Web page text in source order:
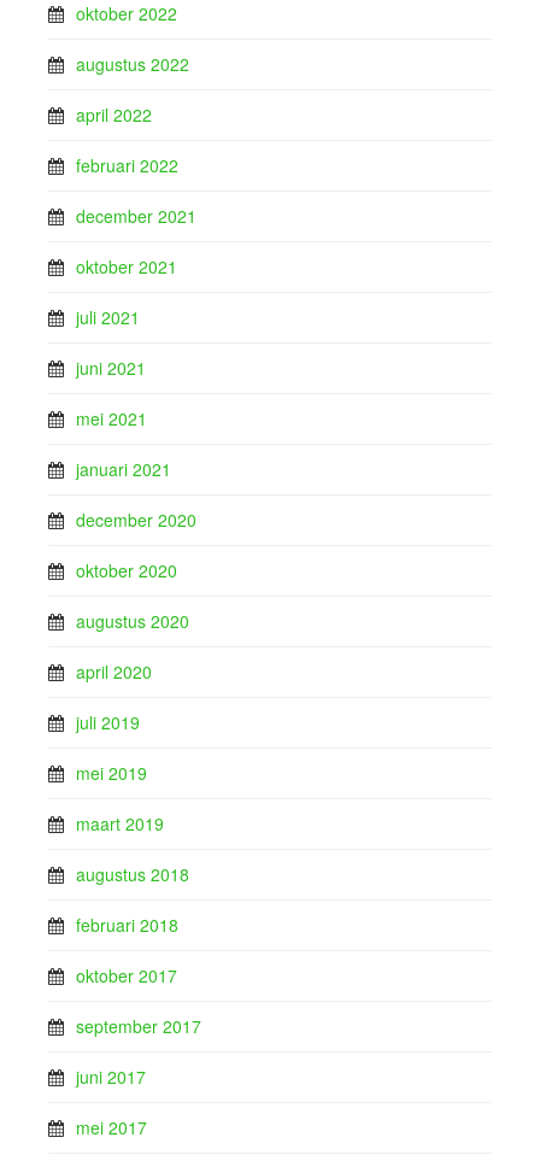
oktober 2022
augustus 2022
april 2022
februari 2022
december 2021
oktober 2021
juli 2021
juni 2021
mei 2021
januari 2021
december 2020
oktober 2020
augustus 2020
april 2020
juli 2019
mei 2019
maart 2019
augustus 2018
februari 2018
oktober 2017
september 2017
juni 2017
mei 2017